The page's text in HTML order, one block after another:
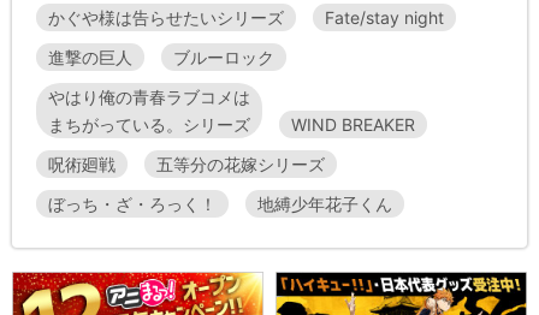
かぐや様は告らせたいシリーズ
Fate/stay night
進撃の巨人
ブルーロック
やはり俺の青春ラブコメは
まちがっている。シリーズ
WIND BREAKER
呪術廻戦
五等分の花嫁シリーズ
ぼっち・ざ・ろっく！
地縛少年花子くん